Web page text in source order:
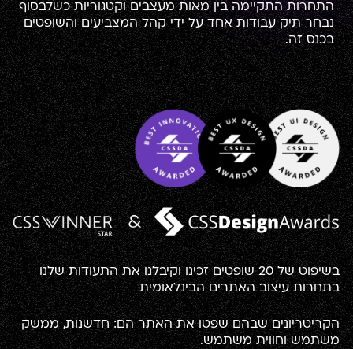
התחרות התקיימה בין מאות מעצבים וקטגוריות כשלבסוף
נבחר תיק עבודות אחד על ידי קהל המצביעים והשופטים
בכנס זה.
בשיפוט של 20 שופטים זכינו וקיבלנו את התעודות שלנו
בתחרות עיצוב האתרים הבינלאומית
הקריטריונים שבהם שפטו את האתר הם: חדשנות, ממשק
משתמש וחווית משתמש.